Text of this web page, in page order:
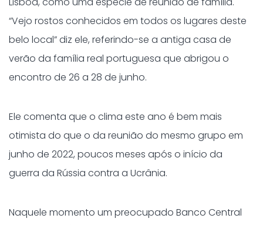
“Vejo rostos conhecidos em todos os lugares deste
belo local” diz ele, referindo-se a antiga casa de
verão da família real portuguesa que abrigou o
encontro de 26 a 28 de junho.
Ele comenta que o clima este ano é bem mais
otimista do que o da reunião do mesmo grupo em
junho de 2022, poucos meses após o início da
guerra da Rússia contra a Ucrânia.
Naquele momento um preocupado Banco Central